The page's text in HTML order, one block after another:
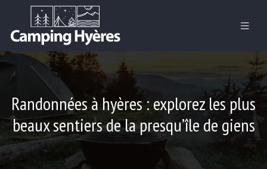
Randonnées à hyères : explorez les plus
beaux sentiers de la presqu’île de giens